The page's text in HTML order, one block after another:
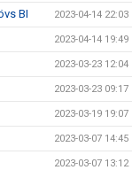
BI 2023-04-14 22:03
2023-04-14 19:49
2023-03-23 12:04
2023-03-23 09:17
2023-03-19 19:07
2023-03-07 14:45
2023-03-07 13:12